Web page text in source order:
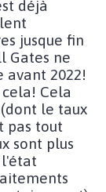
déjà
jusque fin
Gates ne
2022!
Cela
le taux
pas tout
sont plus
l'état